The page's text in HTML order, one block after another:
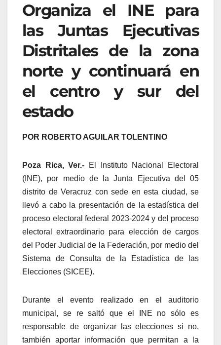
Organiza el INE para
las Juntas Ejecutivas
Distritales de la zona
norte y continuará en
el centro y sur del
estado
POR ROBERTO AGUILAR TOLENTINO
Poza Rica, Ver.- El Instituto Nacional Electoral
(INE), por medio de la Junta Ejecutiva del 05
distrito de Veracruz con sede en esta ciudad, se
llevó a cabo la presentación de la estadística del
proceso electoral federal 2023-2024 y del proceso
electoral extraordinario para elección de cargos
del Poder Judicial de la Federación, por medio del
Sistema de Consulta de la Estadística de las
Elecciones (SICEE).
Durante el evento realizado en el auditorio
municipal, se re saltó que el INE no sólo es
responsable de organizar las elecciones si no,
también aportar información que permitan a la